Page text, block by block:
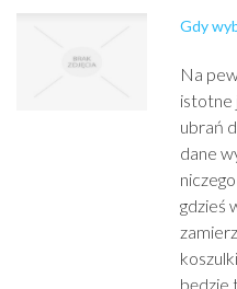
Gdy
Na
istotne
ubrań
dane
gdzieś
będzie